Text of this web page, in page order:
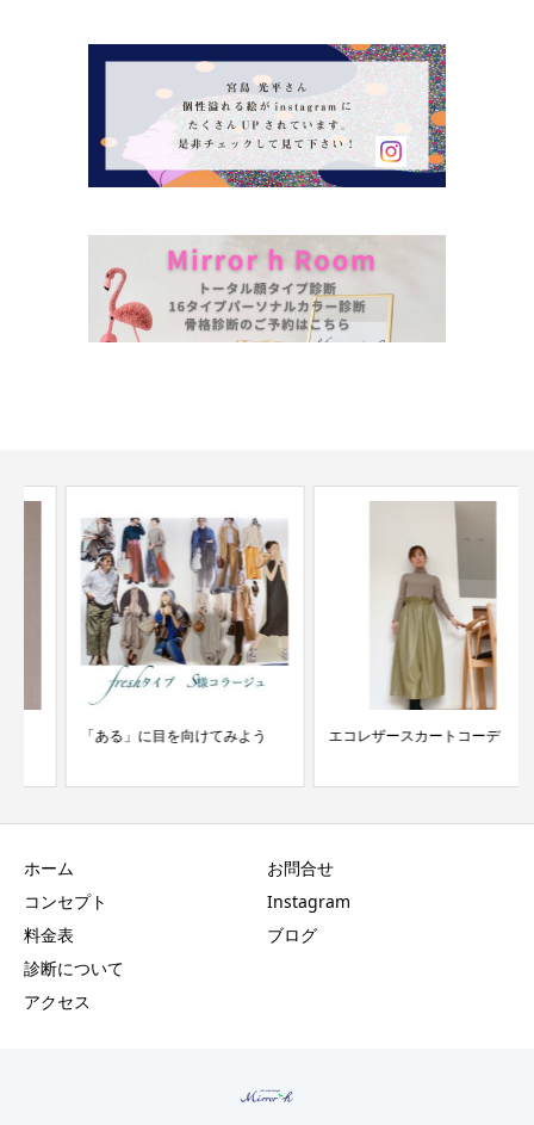
「ある」に目を向けてみよう エコレザースカートコーデ
ホーム
コンセプト
料金表
診断について
アクセス
お問合せ
Instagram
ブログ